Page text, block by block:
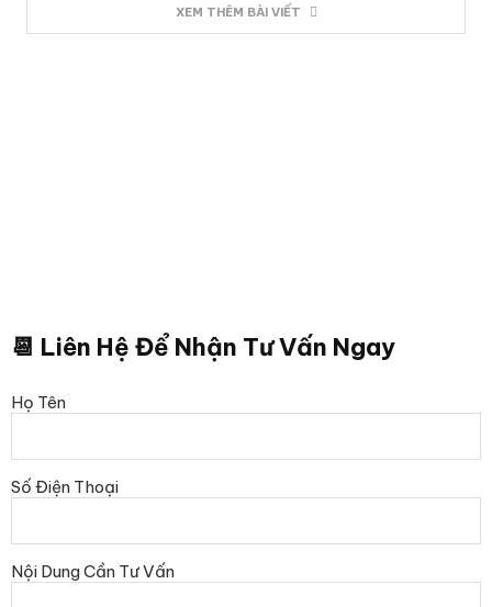
XEM THÊM BÀI VIẾT
📆 Liên Hệ Để Nhận Tư Vấn Ngay
Họ Tên
Số Điện Thoại
Nội Dung Cần Tư Vấn